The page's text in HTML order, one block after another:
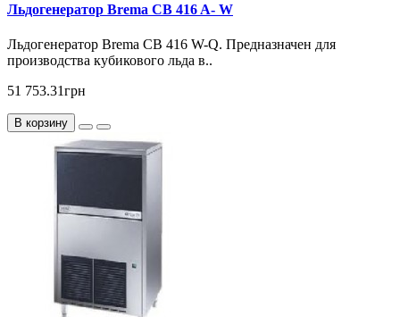
Льдогенератор Brema CB 416 A- W
Льдогенератор Brema CB 416 W-Q. Предназначен для
производства кубикового льда в..
51 753.31грн
В корзину